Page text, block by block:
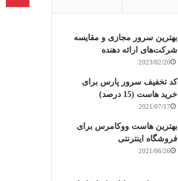
بهترین سرور مجازی و مقایسه
شرکت‌های ارائه دهنده
2023/02/20
کد تخفیف سرور پارس برای
خرید هاست (15 درصد)
2021/07/17
بهترین هاست ووکامرس برای
فروشگاه اینترنتی
2021/06/26